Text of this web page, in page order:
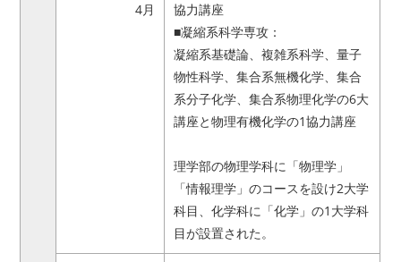
4月
協力講座
■凝縮系科学専攻：
凝縮系基礎論、複雑系科学、量子
物性科学、集合系無機化学、集合
系分子化学、集合系物理化学の6大
講座と物理有機化学の1協力講座
理学部の物理学科に「物理学」
「情報理学」のコースを設け2大学
科目、化学科に「化学」の1大学科
目が設置された。